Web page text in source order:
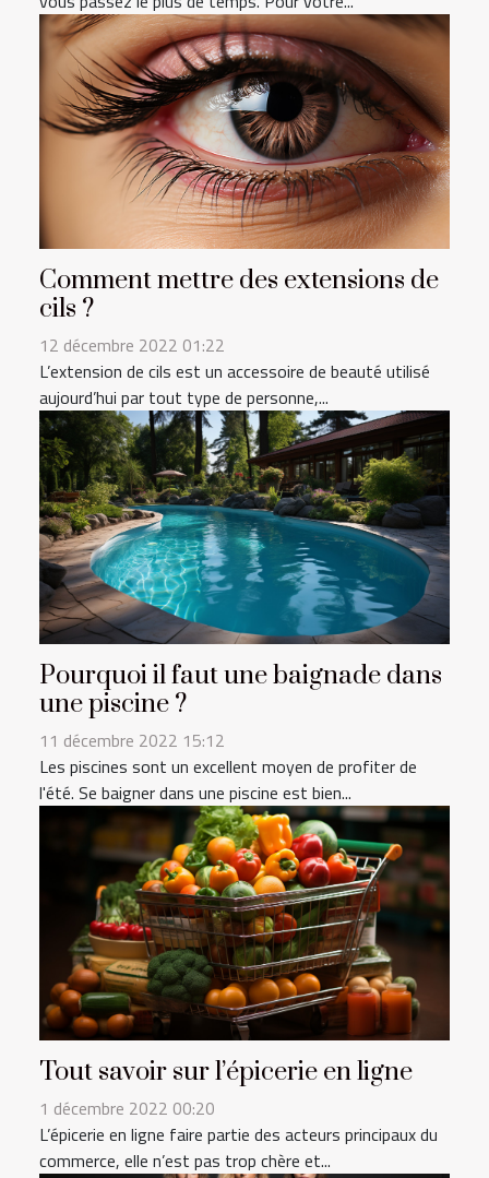
Comment mettre des extensions de
cils ?
12 décembre 2022 01:22
L’extension de cils est un accessoire de beauté utilisé
aujourd’hui par tout type de personne,...
Pourquoi il faut une baignade dans
une piscine ?
11 décembre 2022 15:12
Les piscines sont un excellent moyen de profiter de
l'été. Se baigner dans une piscine est bien...
Tout savoir sur l’épicerie en ligne
1 décembre 2022 00:20
L’épicerie en ligne faire partie des acteurs principaux du
commerce, elle n’est pas trop chère et...